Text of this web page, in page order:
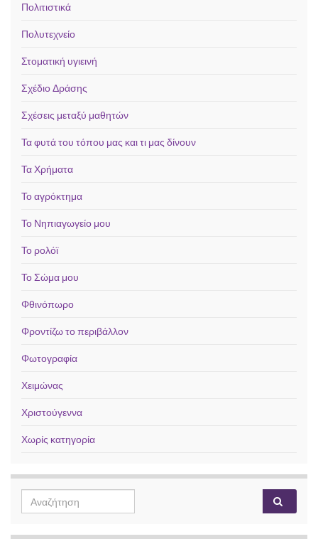
Πολιτιστικά
Πολυτεχνείο
Στοματική υγιεινή
Σχέδιο Δράσης
Σχέσεις μεταξύ μαθητών
Τα φυτά του τόπου μας και τι μας δίνουν
Τα Χρήματα
Το αγρόκτημα
Το Νηπιαγωγείο μου
Το ρολόϊ
Το Σώμα μου
Φθινόπωρο
Φροντίζω το περιβάλλον
Φωτογραφία
Χειμώνας
Χριστούγεννα
Χωρίς κατηγορία
Search for: